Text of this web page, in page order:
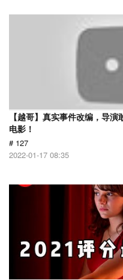
【越哥】真实事件改编，导
电影！
# 127
2022-01-17 08:35